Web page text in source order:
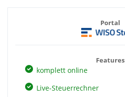
Portal
Features
komplett online
Live-Steuerrechner